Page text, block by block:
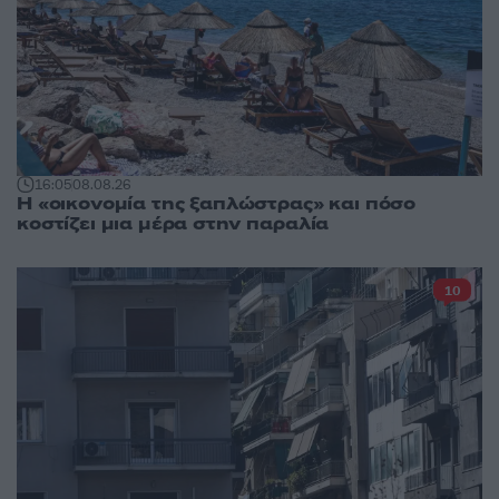
16:0508.08.26
Η «οικονομία της ξαπλώστρας» και πόσο
κοστίζει μια μέρα στην παραλία
10